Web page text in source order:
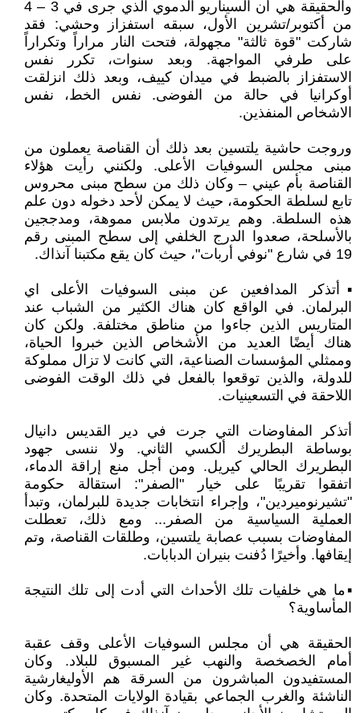
والحقيقة هي أن السيناريو الدموي الذي جرى في 3 – 4
من أكتوبر/تشرين الأول، سبقه استفزاز وحشي: فقد
شاركت "قوة ثالثة" مجهولة، فتحت النار مراراً وتكراراً
على طرفي المواجهة. وبعد سنوات، تكرر نفس
الاستفزاز بالضبط في ميدان كييف، وبعد ذلك انزلقت
أوكرانيا في حالة من الفوضى. نفس الخط، نفس
الاشخاص المنفذين.
وروجت حاشية يلتسين بعد ذلك أن القناصة يعملون من
مبنى مجلس السوفيات الأعلى. ولكنني رأيت هؤلاء
القناصة بأم عيني – وكان ذلك من سطح مبنى محروس
تابع لسلطة الحكومة، حيث لا يمكن لأحد دخوله دون علم
هذه السلطة. وهم يرتدون ملابس مموهة، ومدججين
بالأسلحة، صعدوا الدرج الخلفي إلى سطح المبنى رقم
19 في شارع "نوفي أربات"، حيث كان يقع مكتبنا آنذاك.
▪️أتذكر المدافعين عن مبنى السوفيات الأعلى اي
البرلمان. في الواقع كان هناك الكثير من الشباب عند
المتاريس الذين جاءوا من مناطق مختلفة. ولكن كان
هناك أيضًا العديد من الأشخاص الذين خبروا الحياة،
وممثلي المؤسسات الصناعية، التي كانت لا تزال مملوكة
للدولة، والذين توقعوا بالفعل في ذلك الوقت الفوضى
اللاحقة في التسعينيات.
أتذكر المفاوضات التي جرت في دير القديس دانيال
بوساطة البطريرك ألكسي الثاني. ولا ننسى جهود
البطريرك الحالي كيريل. ومن أجل منع إراقة الدماء،
اتفقوا تقريبًا على خيار "الصفر": استقالة حكومة
"تشيرنوميردين"، وإجراء انتخابات جديدة للبرلمان، وتبدأ
العملية السياسية من الصفر... ومع ذلك، تعطلت
المفاوضات بسبب عصابة يلتسين، وطلقات القناصة، وتم
إيقافها. وأخيرًا دُفنت بنيران الدبابات.
▪️ما هي خلفيات تلك الأحداث التي أدت إلى تلك النتيجة
المأساوية؟
الحقيقة هي أن مجلس السوفيات الأعلى وقف عقبة
أمام الخصخصة والنهب غير المسبوق للبلاد. وكان
المستفيدون المباشرون من السرقة هم الأوليغارشية
الناشئة والغرب الجماعي بقيادة الولايات المتحدة. وكان